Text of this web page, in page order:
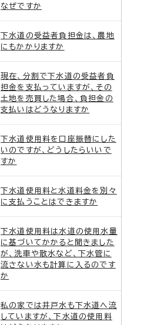
なぜですか
下水道の受益者負担金は、農地
にもかかりますか
現在、分割で下水道の受益者負
担金を支払っていますが、その
土地を売買した場合、負担金の
支払いはどうなりますか
下水道使用料を口座振替にした
いのですが、どうしたらいいで
すか
下水道使用料と水道料金を別々
に支払うことはできますか
下水道使用料は水道の使用水量
に基づいてかかると聞きました
が、洗車や散水など、下水管に
流さない水も計算に入るのです
か
私の家では井戸水も下水道へ流
していますが、下水道の使用料